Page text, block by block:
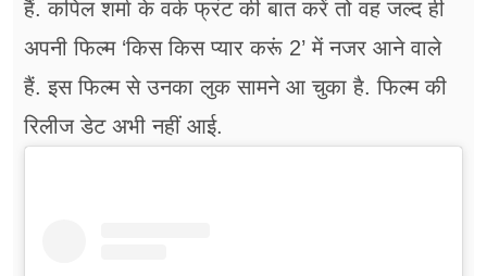
हैं. कपिल शर्मा के वर्क फ्रंट की बात करें तो वह जल्द ही
अपनी फिल्म ‘किस किस प्यार करूं 2’ में नजर आने वाले
हैं. इस फिल्म से उनका लुक सामने आ चुका है. फिल्म की
रिलीज डेट अभी नहीं आई.